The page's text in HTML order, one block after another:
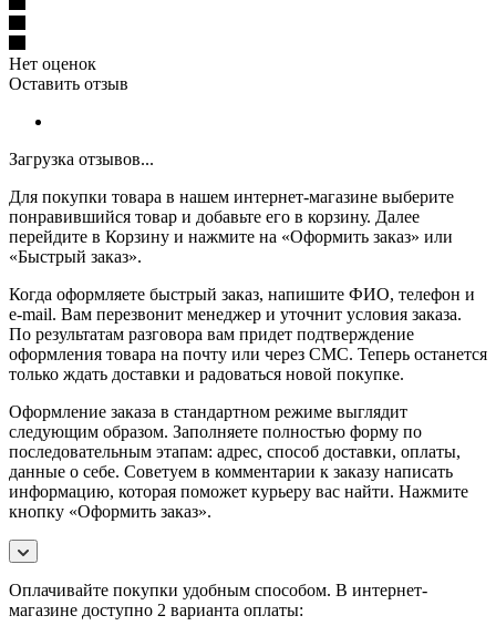
Нет оценок
Оставить отзыв
Загрузка отзывов...
Для покупки товара в нашем интернет-магазине выберите
понравившийся товар и добавьте его в корзину. Далее
перейдите в Корзину и нажмите на «Оформить заказ» или
«Быстрый заказ».
Когда оформляете быстрый заказ, напишите ФИО, телефон и
e-mail. Вам перезвонит менеджер и уточнит условия заказа.
По результатам разговора вам придет подтверждение
оформления товара на почту или через СМС. Теперь останется
только ждать доставки и радоваться новой покупке.
Оформление заказа в стандартном режиме выглядит
следующим образом. Заполняете полностью форму по
последовательным этапам: адрес, способ доставки, оплаты,
данные о себе. Советуем в комментарии к заказу написать
информацию, которая поможет курьеру вас найти. Нажмите
кнопку «Оформить заказ».
Оплачивайте покупки удобным способом. В интернет-
магазине доступно 2 варианта оплаты: